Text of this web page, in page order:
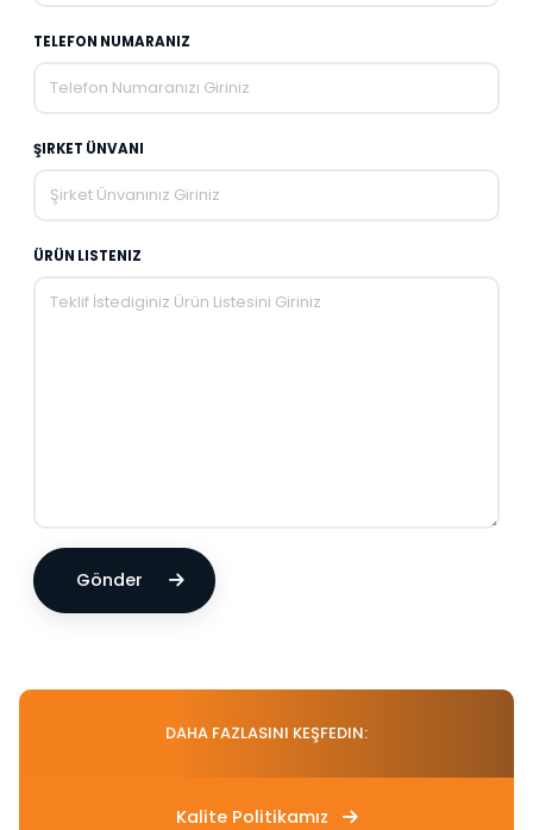
TELEFON NUMARANIZ
ŞIRKET ÜNVANI
ÜRÜN LISTENIZ
Gönder
DAHA FAZLASINI KEŞFEDIN:
Kalite Politikamız